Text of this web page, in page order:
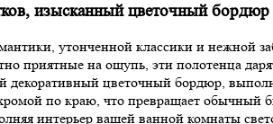
изысканный цветочный
утонченной классики и нежной
приятные на ощупь, эти полотенца
декоративный цветочный бордюр,
по краю, что превращает обычный
интерьер вашей ванной комнаты